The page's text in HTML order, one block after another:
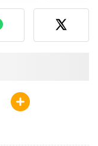
dari